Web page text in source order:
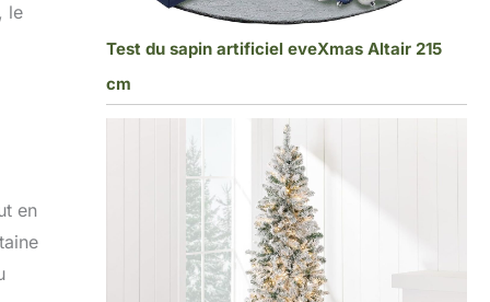
le
en
Test du sapin artificiel eveXmas Altair 215
cm